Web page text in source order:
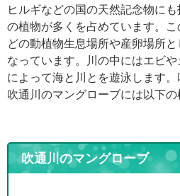
ヒルギなどの国の天然記念物に
の植物が多くを占めています。
どの動植物生息場所や産卵場所
なっています。川の中にはエビ
によって海と川とを遊泳します
吹通川のマングローブには以下の
吹通川のマングローブ